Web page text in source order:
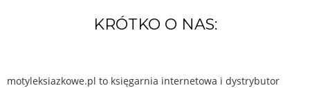
KRÓTKO O NAS:
motyleksiazkowe.pl to księgarnia internetowa i dystrybutor